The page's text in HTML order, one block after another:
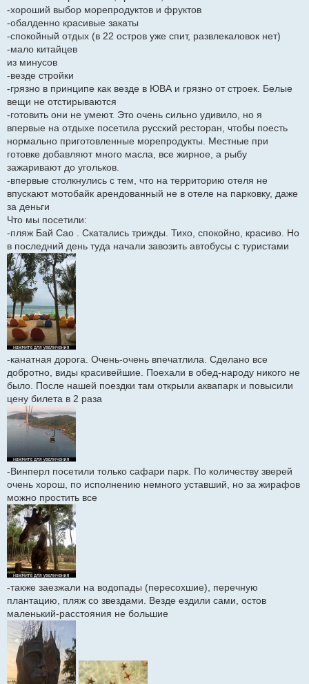
-хороший выбор морепродуктов и фруктов
-обалденно красивые закаты
-спокойный отдых (в 22 остров уже спит, развлекаловок нет)
-мало китайцев
из минусов
-везде стройки
-грязно в принципе как везде в ЮВА и грязно от строек. Белые
вещи не отстирываются
-готовить они не умеют. Это очень сильно удивило, но я
впервые на отдыхе посетила русский ресторан, чтобы поесть
нормально приготовленные морепродукты. Местные при
готовке добавляют много масла, все жирное, а рыбу
зажаривают до угольков.
-впервые столкнулись с тем, что на территорию отеля не
впускают мотобайк арендованный не в отеле на парковку, даже
за деньги
Что мы посетили:
-пляж Бай Сао . Скатались трижды. Тихо, спокойно, красиво. Но
в последний день туда начали завозить автобусы с туристами
-канатная дорога. Очень-очень впечатлила. Сделано все
добротно, виды красивейшие. Поехали в обед-народу никого не
было. После нашей поездки там открыли аквапарк и повысили
цену билета в 2 раза
-Винперл посетили только сафари парк. По количеству зверей
очень хорош, по исполнению немного уставший, но за жирафов
можно простить все
-также заезжали на водопады (пересохшие), перечную
плантацию, пляж со звездами. Везде ездили сами, остов
маленький-расстояния не большие